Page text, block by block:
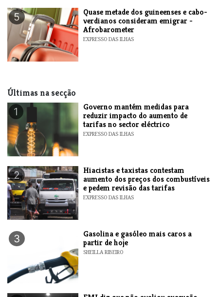
5
Quase metade dos guineenses e cabo-
verdianos consideram emigrar -
Afrobarometer
EXPRESSO DAS ILHAS
Últimas na secção
1
Governo mantém medidas para
reduzir impacto do aumento de
tarifas no sector eléctrico
EXPRESSO DAS ILHAS
2
Hiacistas e taxistas contestam
aumento dos preços dos combustíveis
e pedem revisão das tarifas
EXPRESSO DAS ILHAS
3
Gasolina e gasóleo mais caros a
partir de hoje
SHEILLA RIBEIRO